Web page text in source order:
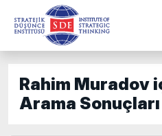
Rahim Muradov
Arama Sonuçları